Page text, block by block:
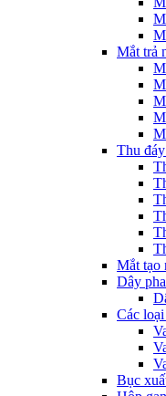
Mắt trả
Thu
Mắt tạo
Dây
Các
Bục